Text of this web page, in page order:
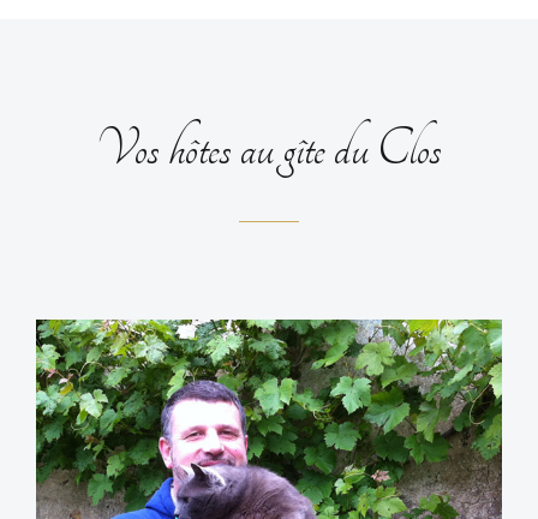
Vos hôtes au gîte du Clos